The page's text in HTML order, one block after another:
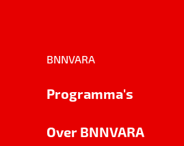
BNNVARA
Programma's
Over BNNVARA